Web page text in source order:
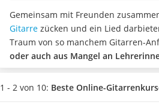
E-Bike-Dreirad
Trekkingschuhe Herren
Reisetasche mit Rollen
Klimmzugstation
Koffer
Nachtsichtgerät
Gemeinsam mit Freunden
Gitarre zücken und ein Lied
Traum von so manchem Gitarren-
oder auch aus Mangel an
bleibt dieser Traum jedoch oft
Gitarrenkurs ist da die Lösung.
1 - 2 von 10: Beste Online-